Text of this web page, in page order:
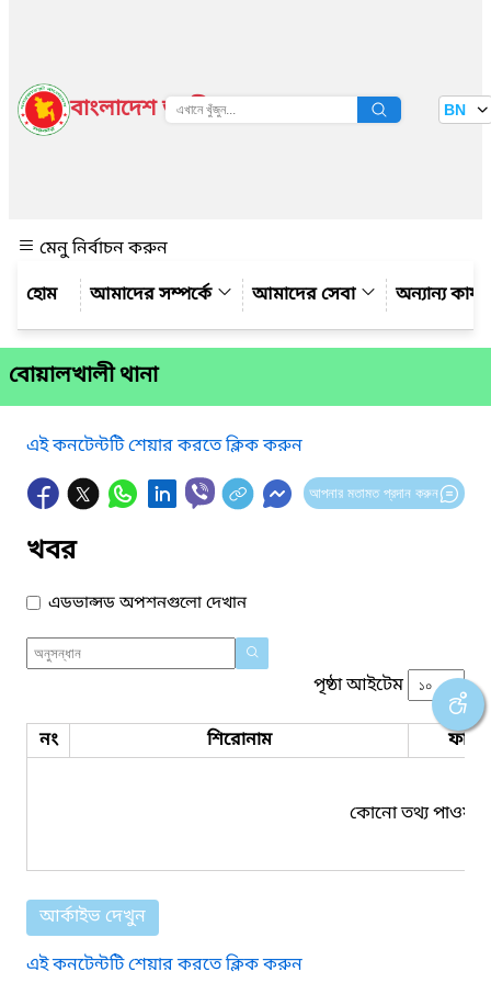
বাংলাদেশ জাতীয় তথ্য বাতায়ন BN
মেনু নির্বাচন করুন
আমাদের সম্পর্কে
আমাদের সেবা অন্যান্য
বোয়ালখালী থানা
এই কনটেন্টটি শেয়ার করতে ক্লিক করুন
আপনার মতামত প্রদান করুন
খবর
এডভান্সড অপশনগুলো দেখান
পৃষ্ঠা আইটেম
নং শিরোনাম ফাইল
কোনো তথ্য পাওয়া
আর্কাইভ দেখুন
এই কনটেন্টটি শেয়ার করতে ক্লিক করুন